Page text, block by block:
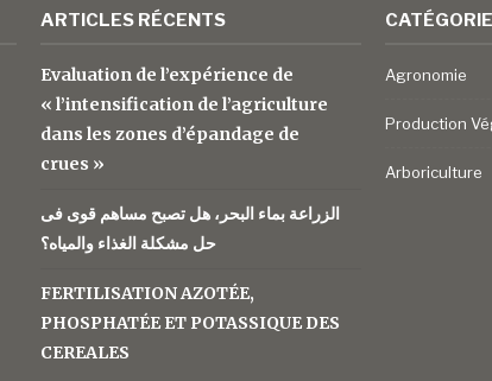
ARTICLES RÉCENTS
Evaluation de l’expérience de
« l’intensification de l’agriculture
dans les zones d’épandage de
crues »
الزراعة بماء البحر، هل تصبح مساهم قوى فى
حل مشكلة الغذاء والمياه؟
FERTILISATION AZOTÉE,
PHOSPHATÉE ET POTASSIQUE DES
CEREALES
Agronomie
Production
Arboriculture